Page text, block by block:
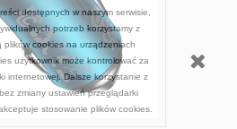
dostępnych w naszym serwisie,
potrzeb korzystamy z
plików cookies na urządzeniach
użytkownik może kontrolować za
internetowej. Dalsze korzystanie z
zmiany ustawień przeglądarki
stosowanie plików cookies.